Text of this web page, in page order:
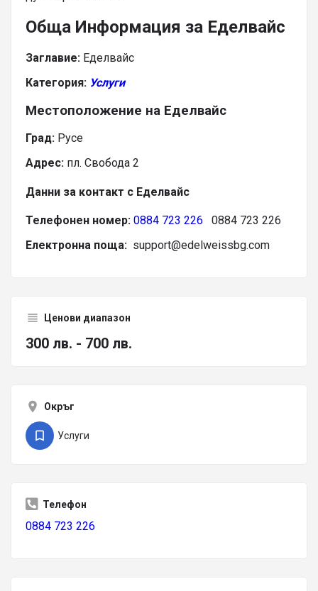
Обща Информация за Еделвайс
Заглавие: Еделвайс
Категория: Услуги
Местоположение на Еделвайс
Град: Русе
Адрес: пл. Свобода 2
Данни за контакт с Еделвайс
Телефонен номер: 0884 723 226 0884 723 226
Електронна поща: support@edelweissbg.com
Ценови диапазон
300 лв. - 700 лв.
Окръг
Услуги
Телефон
0884 723 226